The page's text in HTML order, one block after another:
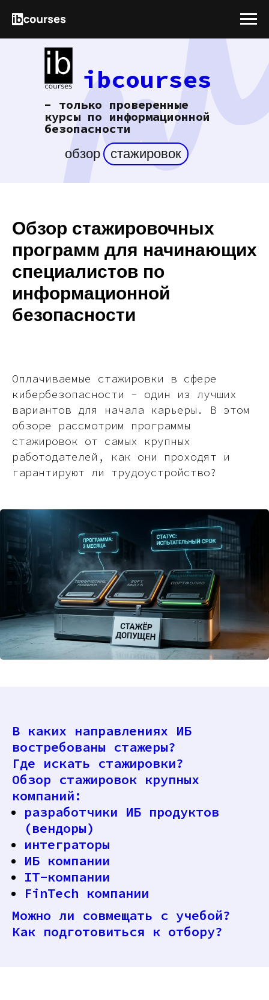
обзор
ibcourses
стажировок
- только проверенные
курсы по информационной
безопасности
Обзор стажировочных
программ для начинающих
специалистов по
информационной
безопасности
Оплачиваемые стажировки в сфере
кибербезопасности - один из лучших
вариантов для начала карьеры. В этом
обзоре рассмотрим программы
стажировок от самых крупных
работодателей, как они проходят и
гарантируют ли трудоустройство?
В каких направлениях ИБ
востребованы стажеры?
Где искать стажировки?
Обзор стажировок крупных
компаний:
разработчики ИБ продуктов
(вендоры)
интеграторы
ИБ компании
IT-компании
FinTech компании
Можно ли совмещать с учебой?
Как подготовиться к отбору?